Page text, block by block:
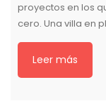
proyectos en los
cero. Una villa en
Leer más